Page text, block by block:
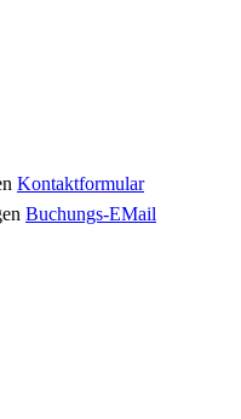
Kontaktformular
Buchungs-EMail